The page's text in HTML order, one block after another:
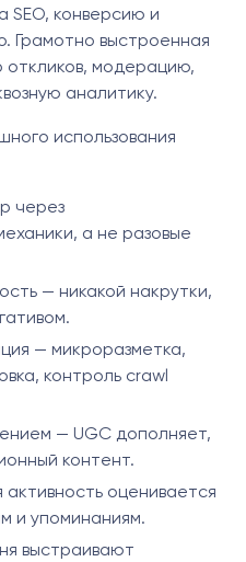
конверсию и
Грамотно выстроенная
откликов, модерацию,
аналитику.
использования
через
а не разовые
— никакой накрутки,
— микроразметка,
контроль crawl
— UGC дополняет,
контент.
оценивается
и упоминаниям.
выстраивают